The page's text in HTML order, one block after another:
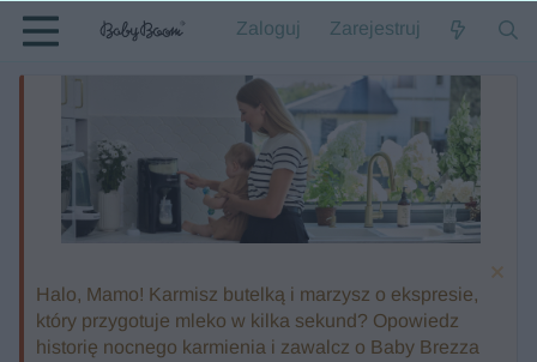
Zaloguj Zarejestruj
Halo, Mamo! Karmisz butelką i marzysz o ekspresie,
który przygotuje mleko w kilka sekund? Opowiedz
historię nocnego karmienia i zawalcz o Baby Brezza